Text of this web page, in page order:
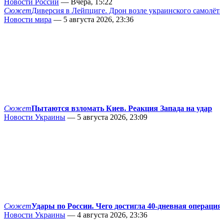
Новости России — Вчера, 15:22
СюжетДиверсия в Лейпциге. Дрон возле украинского
Новости мира — 5 августа 2026, 23:36
СюжетПытаются взломать Киев. Реакция Запада на удар
Новости Украины — 5 августа 2026, 23:09
СюжетУдары по России. Чего достигла 40-дневная
Новости Украины — 4 августа 2026, 23:36